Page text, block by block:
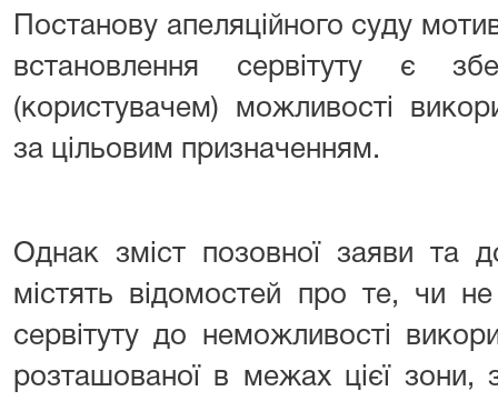
Постанову апеляційного суду
встановлення сервітуту є
(користувачем) можливості
за цільовим призначенням.
Однак зміст позовної заяви та
містять відомостей про те, чи
сервітуту до неможливості
розташованої в межах цієї зони,